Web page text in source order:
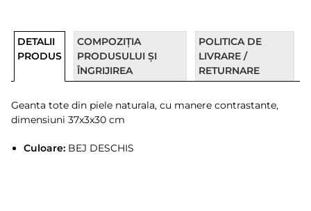
DETALII
PRODUS
COMPOZIȚIA
PRODUSULUI ȘI
ÎNGRIJIREA
POLITICA DE
LIVRARE /
RETURNARE
Geanta tote din piele naturala, cu manere contrastante,
dimensiuni 37x3x30 cm
Culoare:BEJ DESCHIS